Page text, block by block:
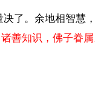
了。余地相智慧
善知识，佛子眷属